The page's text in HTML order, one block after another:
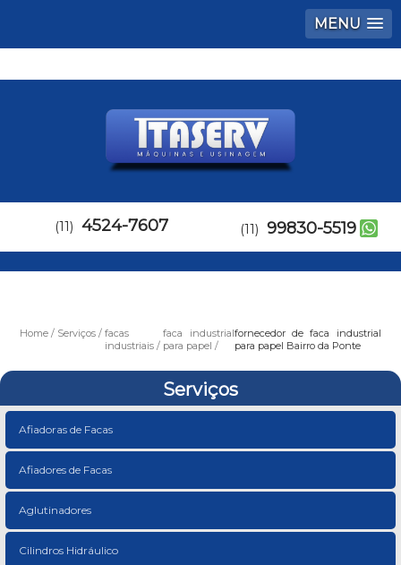
MENU
(11) 4524-7607 (11) 99830-5519
Home Serviços
facas
industriais
faca industrial
para papel
fornecedor de faca industrial
para papel Bairro da Ponte
Serviços
Afiadoras de Facas
Afiadores de Facas
Aglutinadores
Cilindros Hidráulico